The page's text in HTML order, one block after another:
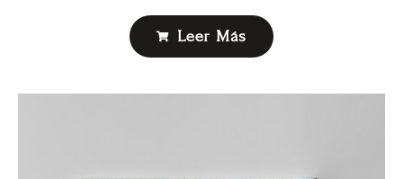
Leer Más